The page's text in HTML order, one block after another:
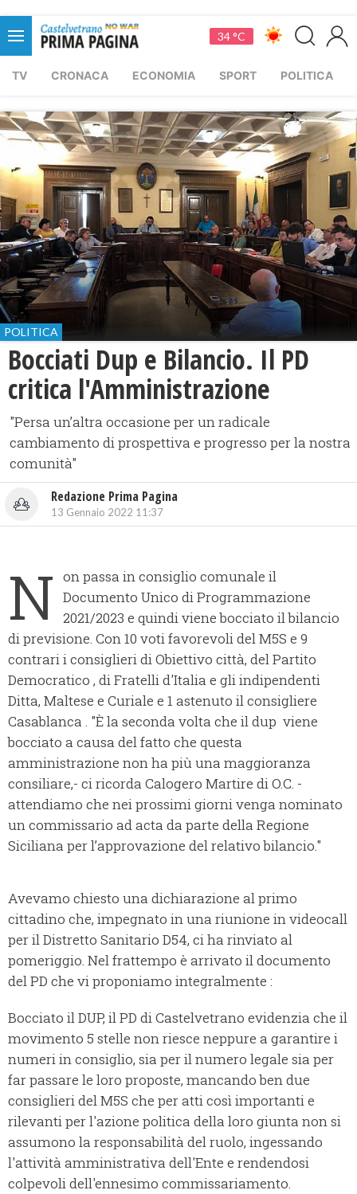
34 °C
TV CRONACA ECONOMIA SPORT POLITICA
POLITICA
Bocciati Dup e Bilancio. Il PD
critica l'Amministrazione
"Persa un’altra occasione per un radicale
cambiamento di prospettiva e progresso per la nostra
comunità"
Redazione Prima Pagina
13 Gennaio 2022 11:37
N on passa in consiglio comunale il
Documento Unico di Programmazione
2021/2023 e quindi viene bocciato il bilancio
di previsione. Con 10 voti favorevoli del M5S e 9
contrari i consiglieri di Obiettivo città, del Partito
Democratico , di Fratelli d'Italia e gli indipendenti
Ditta, Maltese e Curiale e 1 astenuto il consigliere
Casablanca . "È la seconda volta che il dup viene
bocciato a causa del fatto che questa
amministrazione non ha più una maggioranza
consiliare,- ci ricorda Calogero Martire di O.C. -
attendiamo che nei prossimi giorni venga nominato
un commissario ad acta da parte della Regione
Siciliana per l’approvazione del relativo bilancio."
Avevamo chiesto una dichiarazione al primo
cittadino che, impegnato in una riunione in videocall
per il Distretto Sanitario D54, ci ha rinviato al
pomeriggio. Nel frattempo è arrivato il documento
del PD che vi proponiamo integralmente :
Bocciato il DUP, il PD di Castelvetrano evidenzia che il
movimento 5 stelle non riesce neppure a garantire i
numeri in consiglio, sia per il numero legale sia per
far passare le loro proposte, mancando ben due
consiglieri del M5S che per atti così importanti e
rilevanti per l'azione politica della loro giunta non si
assumono la responsabilità del ruolo, ingessando
l'attività amministrativa dell'Ente e rendendosi
colpevoli dell'ennesimo commissariamento.